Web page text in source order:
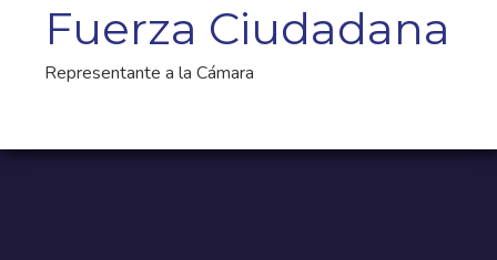
Fuerza Ciudadana
Representante a la Cámara